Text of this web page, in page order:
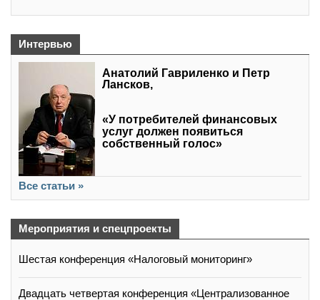
Интервью
Анатолий Гавриленко и Петр
Лансков,
«У потребителей финансовых
услуг должен появиться
собственный голос»
Все статьи »
Мероприятия и спецпроекты
Шестая конференция «Налоговый мониторинг»
Двадцать четвертая конференция «Централизованное